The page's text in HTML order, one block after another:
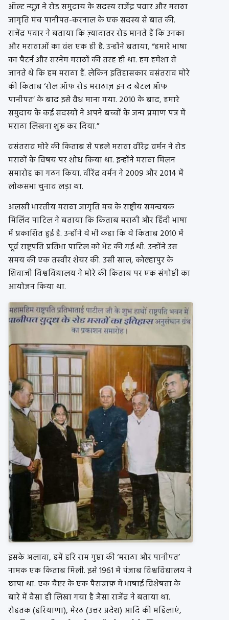
ऑल्ट न्यूज़ ने रोड समुदाय के सदस्य राजेंद्र पवार और मराठा
जागृति मंच पानीपत-करनाल के एक सदस्य से बात की.
राजेंद्र पवार ने बताया कि ज़्यादातर रोड मानते हैं कि उनका
और मराठाओं का वंश एक ही है. उन्होंने बताया, “हमारे भाषा
का पैटर्न और सरनेम मराठों की तरह ही था. हम हमेशा से
जानते थे कि हम मराठा हैं. लेकिन इतिहासकार वसंतराव मोरे
की किताब ‘रोल ऑफ रोड मराठाज़ इन द बैटल ऑफ
पानीपत’ के बाद इसे वैध माना गया. 2010 के बाद, हमारे
समुदाय के कई सदस्यों ने अपने बच्चों के जन्म प्रमाण पत्र में
मराठा लिखना शुरू कर दिया.”
वसंतराव मोरे की किताब से पहले मराठा वीरेंद्र वर्मन ने रोड
मराठों के विषय पर शोध किया था. इन्होंने मराठा मिलन
समारोह का गठन किया. वीरेंद्र वर्मन ने 2009 और 2014 में
लोकसभा चुनाव लड़ा था.
अलखी भारतीय मराठा जागृति मच के राष्ट्रीय समन्वयक
मिलिंद पाटिल ने बताया कि किताब मराठी और हिंदी भाषा
में प्रकाशित हुई है. उन्होंने ये भी कहा कि ये किताब 2010 में
पूर्व राष्ट्रपति प्रतिभा पाटिल को भेंट की गई थी. उन्होंने उस
समय की एक तस्वीर शेयर की. उसी साल, कोल्हापुर के
शिवाजी विश्वविद्यालय ने मोरे की किताब पर एक संगोष्ठी का
आयोजन किया था.
इसके अलावा, हमें हरि राम गुप्ता की ‘मराठा और पानीपत’
नामक एक किताब मिली. इसे 1961 में पंजाब विश्वविद्यालय ने
छापा था. एक चैप्टर के एक पैराग्राफ़ में भाषाई विशेषता के
बारे में वैसा ही लिखा गया है जैसा राजेंद्र ने बताया था.
रोहतक (हरियाणा), मेरठ (उत्तर प्रदेश) आदि की महिलाएं,